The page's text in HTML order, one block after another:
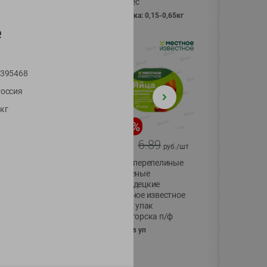
фасовка: 0,15-0,65кг
%
6.89 руб./шт
Яйца перепелиные
копченые
Молодецкие
Местное известное
20 шт упак
Солигорска п/ф
20шт в уп